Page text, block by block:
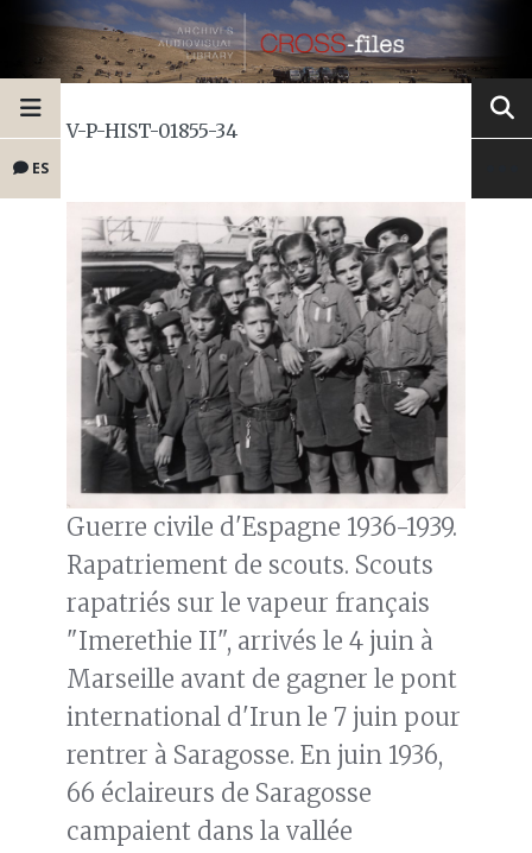
ES
V-P-HIST-01855-34
Guerre civile d'Espagne 1936-1939.
Rapatriement de scouts. Scouts
rapatriés sur le vapeur français
"Imerethie II", arrivés le 4 juin à
Marseille avant de gagner le pont
international d'Irun le 7 juin pour
rentrer à Saragosse. En juin 1936,
66 éclaireurs de Saragosse
campaient dans la vallée